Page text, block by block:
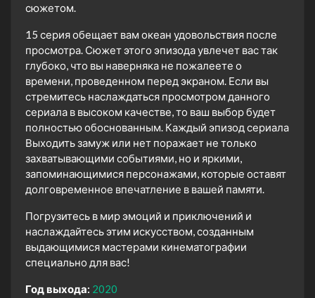
сюжетом.
15 серия обещает вам океан удовольствия после
просмотра. Сюжет этого эпизода увлечет вас так
глубоко, что вы наверняка не пожалеете о
времени, проведенном перед экраном. Если вы
стремитесь наслаждаться просмотром данного
сериала в высоком качестве, то ваш выбор будет
полностью обоснованным. Каждый эпизод сериала
Выходить замуж или нет поражает не только
захватывающими событиями, но и яркими,
запоминающимися персонажами, которые оставят
долговременное впечатление в вашей памяти.
Погрузитесь в мир эмоций и приключений и
наслаждайтесь этим искусством, созданным
выдающимися мастерами кинематографии
специально для вас!
Год выхода: 2020